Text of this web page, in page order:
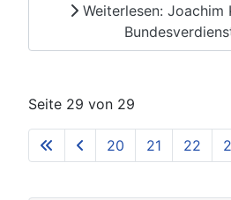
Weiterlesen: Joachim
Seite 29 von 29
20 21 22